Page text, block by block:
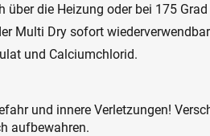
über die Heizung oder bei 175
Multi Dry sofort
und Calciumchlorid.
und innere Verletzungen!
aufbewahren.